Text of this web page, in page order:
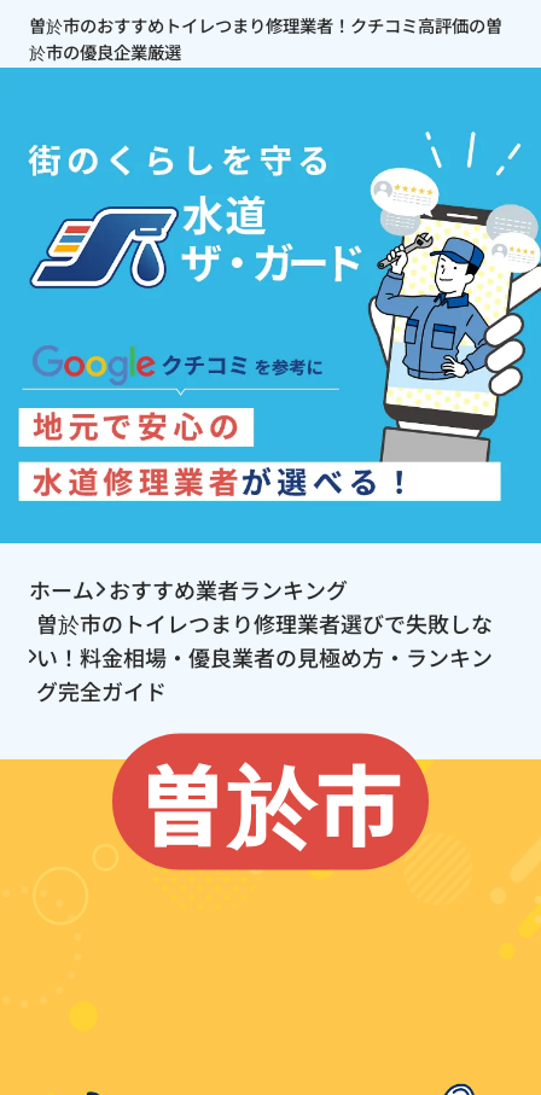
曽於市のおすすめトイレつまり修理業者！クチコミ高評価の曽
於市の優良企業厳選
ホーム おすすめ業者ランキング
曽於市のトイレつまり修理業者選びで失敗しな
い！料金相場・優良業者の見極め方・ランキン
グ完全ガイド
曽於市